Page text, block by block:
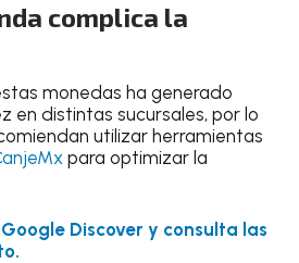
complica la
monedas ha generado
en distintas sucursales, por lo
utilizar herramientas
para optimizar la
Discover y consulta las